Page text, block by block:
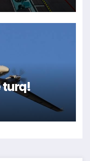
turq!